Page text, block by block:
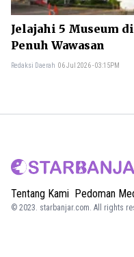
Jelajahi 5 Museum
Penuh Wawasan
Redaksi Daerah 06 Jul 2026 - 03:15PM
Tentang Kami Pedoman
© 2023. starbanjar.com. All rights